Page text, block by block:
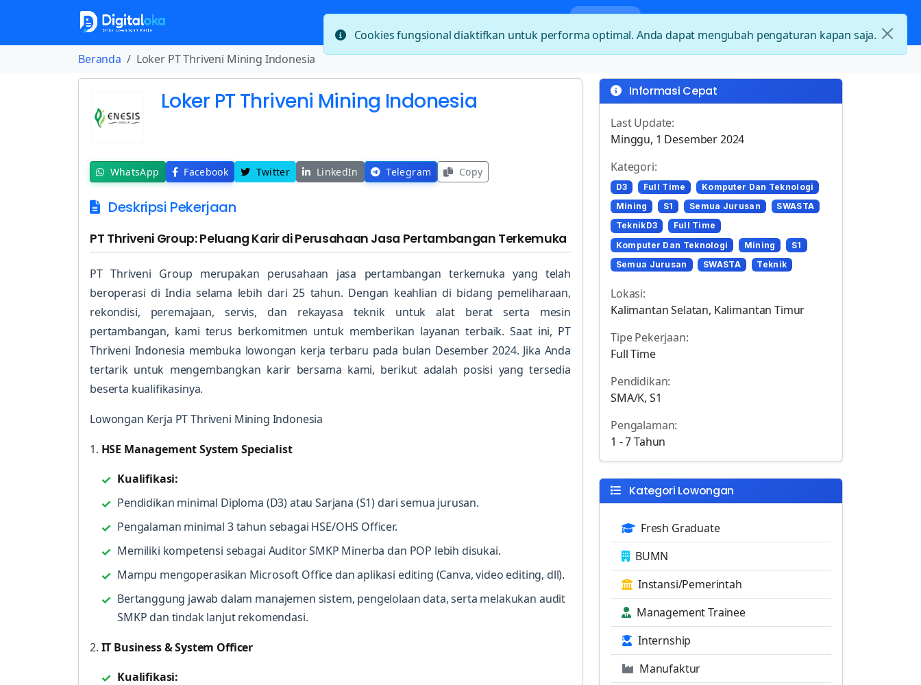
Beranda Loker PT Thriveni Mining Indonesia
Loker PT Thriveni Mining Indonesia
WhatsApp Facebook Twitter LinkedIn Telegram Copy
Deskripsi Pekerjaan
PT Thriveni Group: Peluang Karir di Perusahaan Jasa Pertambangan Terkemuka
PT Thriveni Group merupakan perusahaan jasa pertambangan terkemuka yang telah
beroperasi di India selama lebih dari 25 tahun. Dengan keahlian di bidang pemeliharaan,
rekondisi, peremajaan, servis, dan rekayasa teknik untuk alat berat serta mesin
pertambangan, kami terus berkomitmen untuk memberikan layanan terbaik. Saat ini, PT
Thriveni Indonesia membuka lowongan kerja terbaru pada bulan Desember 2024. Jika Anda
tertarik untuk mengembangkan karir bersama kami, berikut adalah posisi yang tersedia
beserta kualifikasinya.
Lowongan Kerja PT Thriveni Mining Indonesia
1. HSE Management System Specialist
Kualifikasi:
Pendidikan minimal Diploma (D3) atau Sarjana (S1) dari semua jurusan.
Pengalaman minimal 3 tahun sebagai HSE/OHS Officer.
Memiliki kompetensi sebagai Auditor SMKP Minerba dan POP lebih disukai.
Mampu mengoperasikan Microsoft Office dan aplikasi editing (Canva, video editing, dll).
Bertanggung jawab dalam manajemen sistem, pengelolaan data, serta melakukan audit
SMKP dan tindak lanjut rekomendasi.
2. IT Business & System Officer
Kualifikasi:
Informasi Cepat
Last Update:
Minggu, 1 Desember 2024
Kategori:
D3 Full Time
Komputer Dan Teknologi
Mining
S1 Semua Jurusan
SWASTA
TeknikD3
Full Time
Komputer Dan Teknologi
Mining
S1
Semua Jurusan
SWASTA Teknik
Lokasi:
Kalimantan Selatan, Kalimantan Timur
Tipe Pekerjaan:
Full Time
Pendidikan:
SMA/K, S1
Pengalaman:
1 - 7 Tahun
Kategori Lowongan
Fresh Graduate
BUMN
Instansi/Pemerintah
Management Trainee
Internship
Manufaktur
Cookies fungsional diaktifkan untuk performa optimal. Anda dapat mengubah pengaturan kapan saja.